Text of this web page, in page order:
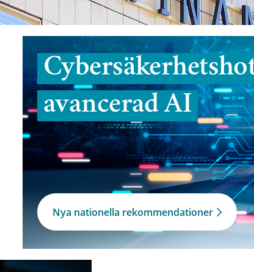
avancerad AI
Nya nationella rekommendationer